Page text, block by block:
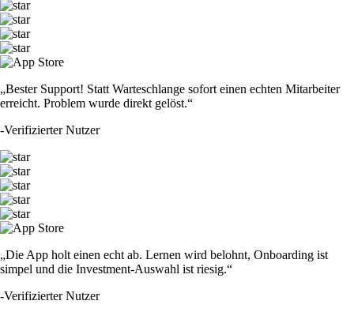
„Bester Support! Statt Warteschlange sofort einen echten Mitarbeiter
erreicht. Problem wurde direkt gelöst.“
-Verifizierter Nutzer
„Die App holt einen echt ab. Lernen wird belohnt, Onboarding ist
simpel und die Investment-Auswahl ist riesig.“
-Verifizierter Nutzer